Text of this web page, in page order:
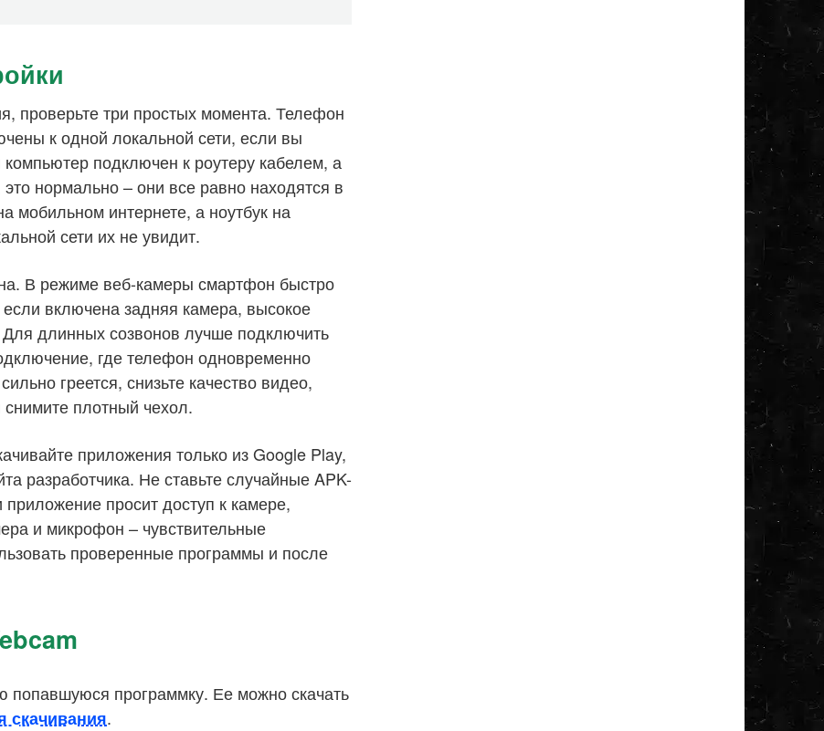
проверьте три простых момента. Телефон
к одной локальной сети, если вы
подключен к роутеру кабелем, а
нормально – они все равно находятся в
мобильном интернете, а ноутбук на
сети их не увидит.
В режиме веб-камеры смартфон быстро
включена задняя камера, высокое
Для длинных созвонов лучше подключить
где телефон одновременно
греется, снизьте качество видео,
плотный чехол.
приложения только из Google Play,
разработчика. Не ставьте случайные APK-
просит доступ к камере,
и микрофон – чувствительные
проверенные программы и после
попавшуюся программку. Ее можно скачать
скачивания.